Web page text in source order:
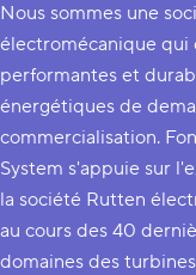
Nous sommes une
électromécanique qui
performantes et
énergétiques de
commercialisation.
System s'appuie sur
la société Rutten
au cours des 40
domaines des